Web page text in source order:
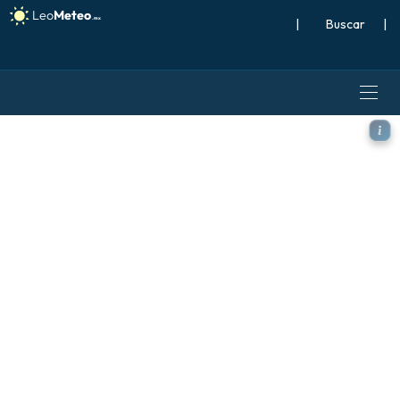
| |
GFS modelo - Caribe,